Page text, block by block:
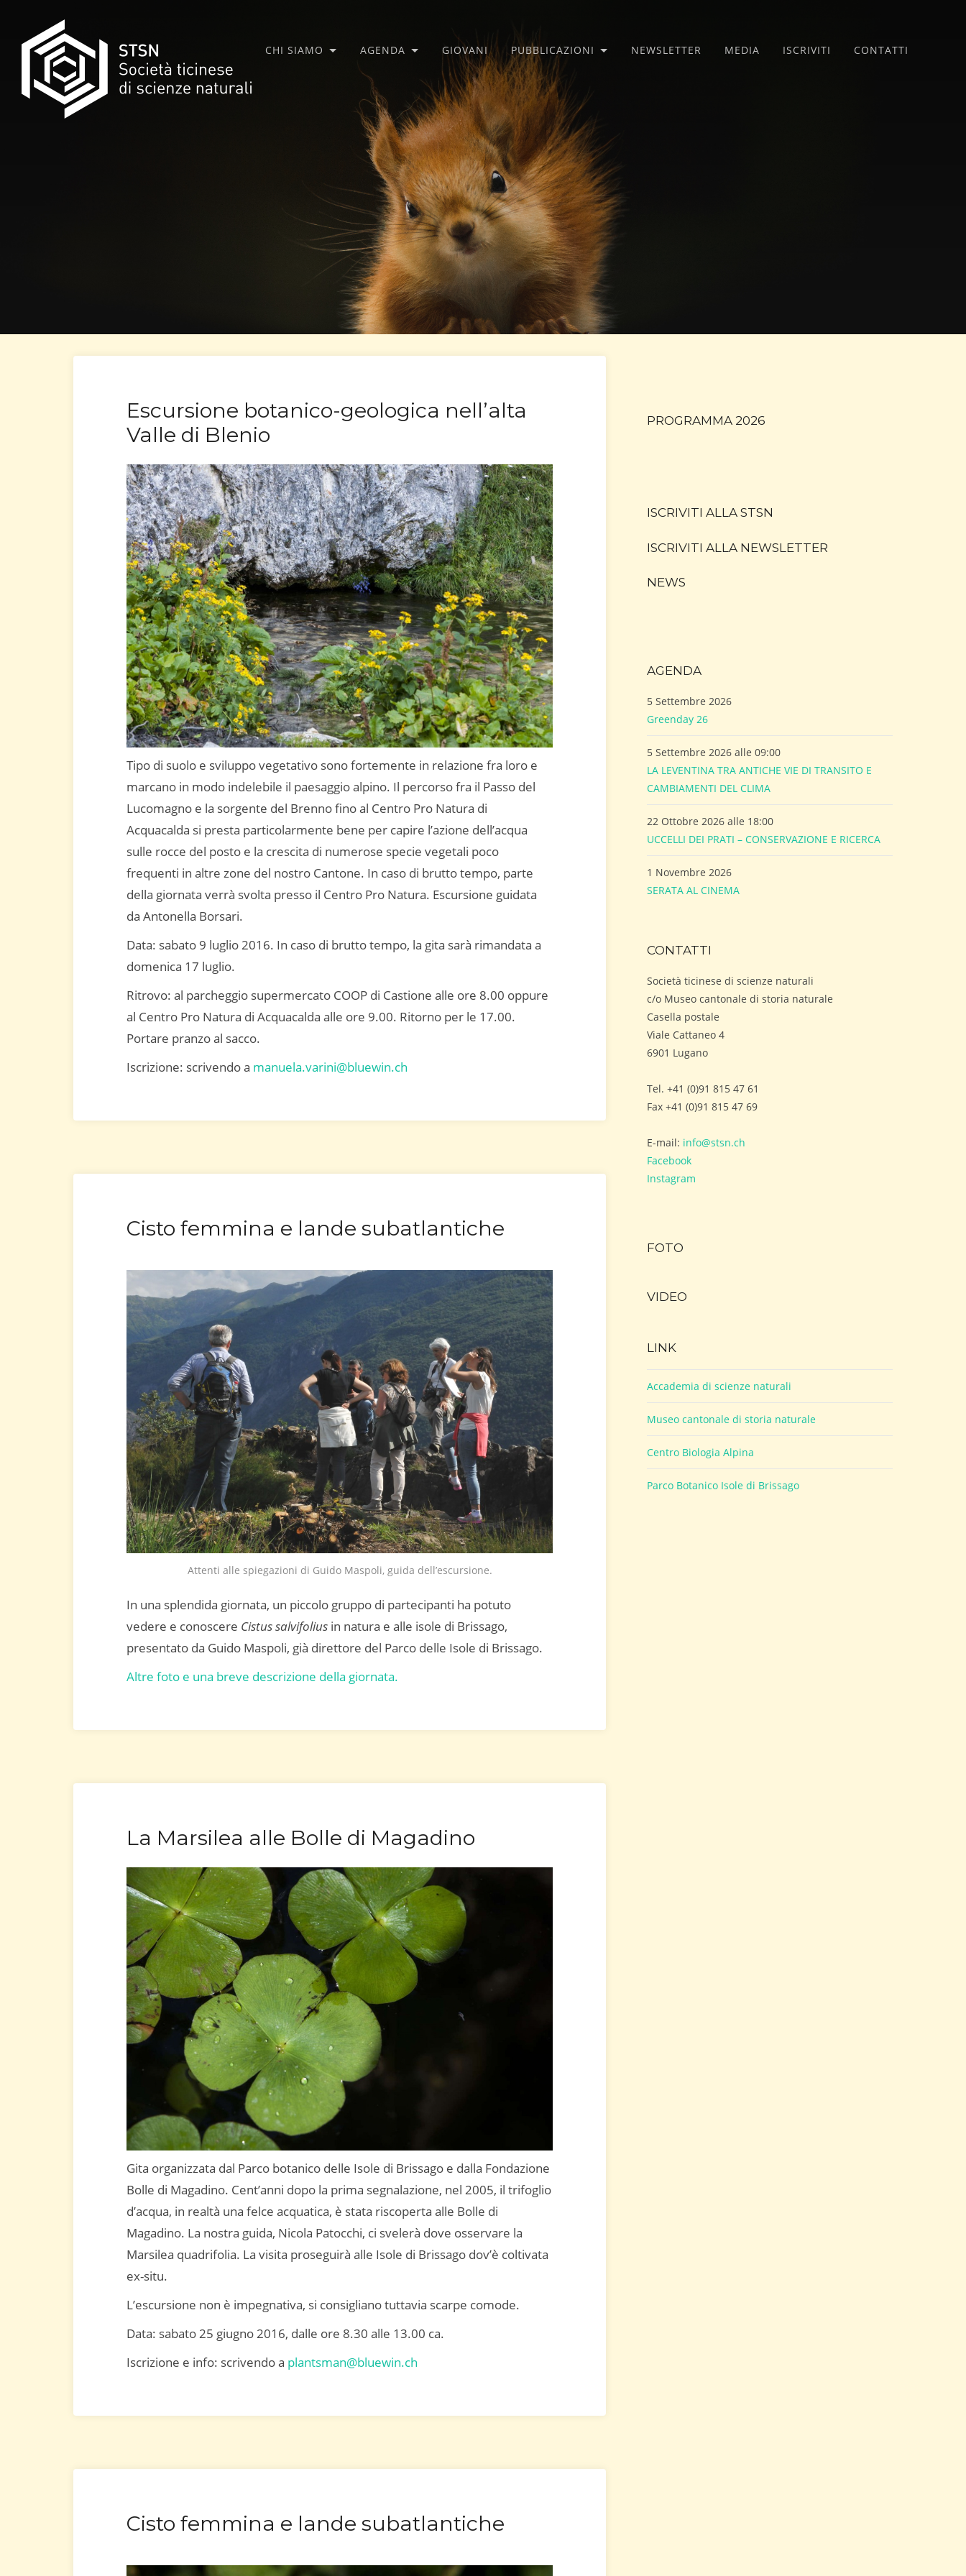
content
CHI SIAMO AGENDA GIOVANI PUBBLICAZIONI NEWSLETTER MEDIA ISCRIVITI CONTATTI
Escursione botanico-geologica nell’alta
Valle di Blenio
Tipo di suolo e sviluppo vegetativo sono fortemente in relazione fra loro e
marcano in modo indelebile il paesaggio alpino. Il percorso fra il Passo del
Lucomagno e la sorgente del Brenno fino al Centro Pro Natura di
Acquacalda si presta particolarmente bene per capire l’azione dell’acqua
sulle rocce del posto e la crescita di numerose specie vegetali poco
frequenti in altre zone del nostro Cantone. In caso di brutto tempo, parte
della giornata verrà svolta presso il Centro Pro Natura. Escursione guidata
da Antonella Borsari.
Data: sabato 9 luglio 2016. In caso di brutto tempo, la gita sarà rimandata a
domenica 17 luglio.
Ritrovo: al parcheggio supermercato COOP di Castione alle ore 8.00 oppure
al Centro Pro Natura di Acquacalda alle ore 9.00. Ritorno per le 17.00.
Portare pranzo al sacco.
Iscrizione: scrivendo a manuela.varini@bluewin.ch
Cisto femmina e lande subatlantiche
Attenti alle spiegazioni di Guido Maspoli, guida dell’escursione.
In una splendida giornata, un piccolo gruppo di partecipanti ha potuto
vedere e conoscere Cistus salvifolius in natura e alle isole di Brissago,
presentato da Guido Maspoli, già direttore del Parco delle Isole di Brissago.
Altre foto e una breve descrizione della giornata.
La Marsilea alle Bolle di Magadino
Gita organizzata dal Parco botanico delle Isole di Brissago e dalla Fondazione
Bolle di Magadino. Cent’anni dopo la prima segnalazione, nel 2005, il trifoglio
d’acqua, in realtà una felce acquatica, è stata riscoperta alle Bolle di
Magadino. La nostra guida, Nicola Patocchi, ci svelerà dove osservare la
Marsilea quadrifolia. La visita proseguirà alle Isole di Brissago dov’è coltivata
ex-situ.
L’escursione non è impegnativa, si consigliano tuttavia scarpe comode.
Data: sabato 25 giugno 2016, dalle ore 8.30 alle 13.00 ca.
Iscrizione e info: scrivendo a plantsman@bluewin.ch
Cisto femmina e lande subatlantiche
PROGRAMMA 2026
ISCRIVITI ALLA STSN
ISCRIVITI ALLA NEWSLETTER
NEWS
AGENDA
5 Settembre 2026
Greenday 26
5 Settembre 2026 alle 09:00
LA LEVENTINA TRA ANTICHE VIE DI TRANSITO E
CAMBIAMENTI DEL CLIMA
22 Ottobre 2026 alle 18:00
UCCELLI DEI PRATI – CONSERVAZIONE E RICERCA
1 Novembre 2026
SERATA AL CINEMA
CONTATTI
Società ticinese di scienze naturali
c/o Museo cantonale di storia naturale
Casella postale
Viale Cattaneo 4
6901 Lugano
Tel. +41 (0)91 815 47 61
Fax +41 (0)91 815 47 69
E-mail: info@stsn.ch
Facebook
Instagram
FOTO
VIDEO
LINK
Accademia di scienze naturali
Museo cantonale di storia naturale
Centro Biologia Alpina
Parco Botanico Isole di Brissago